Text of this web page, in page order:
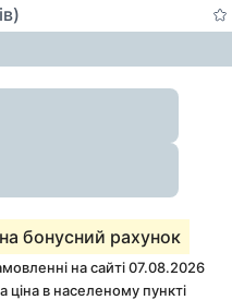
бонусний рахунок
на сайті 07.08.2026
в населеному пункті